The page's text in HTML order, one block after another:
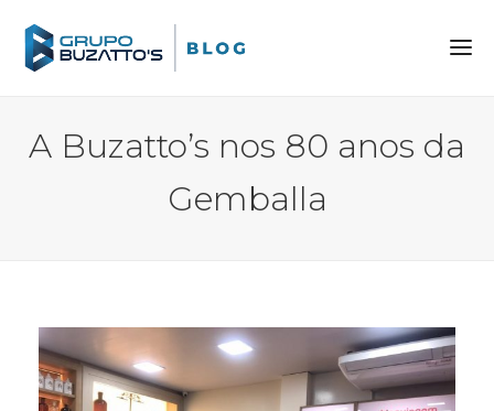
A Buzatto’s nos 80 anos da
Gemballa